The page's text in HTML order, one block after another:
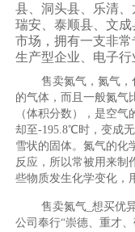
县、洞头县、乐清、
瑞安、泰顺县、文
市场，拥有一支非常
生产型企业、电子行
售卖氮气，氮气
的气体，而且一般氮气
（体积分数），是空
却至-195.8℃时，变成
雪状的固体。氮气的化
反应，所以常被用来制
些物质发生化学变化，
售卖氮气_想买优
公司奉行“崇德、重才